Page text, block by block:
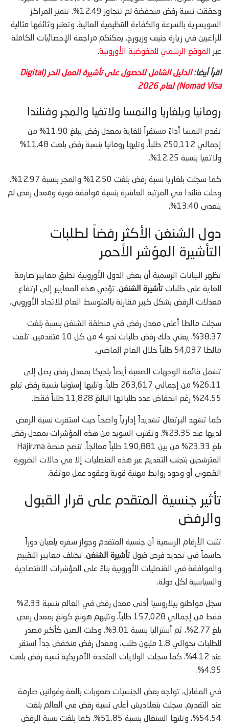
وحققت نسبة رفض منخفضة لم تتجاوز 12.49%. تتميز المراكز
السويسرية بالسرعة والكفاءة التنظيمية العالية. وتعتبر وثائقها مثالية
للراغبين في زيارة جنيف وزيورخ. يمكنكم مراجعة الإحصائيات الكاملة
عبر
الموقع الرسمي للمفوضية الأوروبية.
اقرأ أيضا:
‫الدليل الشامل للحصول على تأشيرة العمل الحر (Digital
Nomad Visa) لعام 2026‬
رومانيا وبلغاريا والنمسا ولاتفيا والمجر وفنلندا
تقدم النمسا أداءً مستقراً للغاية بمعدل رفض يبلغ 11.90% من
إجمالي 250,112 طلباً. وتليها رومانيا بنسبة رفض بلغت 11.48%
ولاتفيا بنسبة 12.25%.
كما سجلت بلغاريا نسبة رفض بلغت 12.50% والمجر بنسبة 12.97%.
وحلت فنلندا في المرتبة العاشرة بنسبة موافقة قوية ومعدل رفض لم
يتعدى 13.40%.
دول الشنغن الأكثر رفضاً لطلبات
التأشيرة المؤشر الأحمر
تظهر البيانات الرسمية أن بعض الدول الأوروبية تطبق معايير صارمة
للغاية على طلبات تأشيرة الشنغن. تؤدي هذه المعايير إلى ارتفاع
معدلات الرفض بشكل كبير مقارنة بالمتوسط العام للاتحاد الأوروبي.
سجلت مالطا أعلى معدل رفض في منطقة الشنغن بنسبة بلغت
38.37%. يعني ذلك رفض طلبات نحو 4 من كل 10 متقدمين. تلقت
مالطا 54,037 طلباً خلال العام الماضي.
تشمل قائمة الوجهات الصعبة أيضاً بلجيكا بمعدل رفض يصل إلى
26.11% من إجمالي 263,617 طلباً. وتليها إستونيا بنسبة رفض تبلغ
24.55% رغم انخفاض عدد طلباتها البالغ 11,828 طلباً فقط.
كما تشهد البرتغال تشديداً إدارياً واضحاً حيث استقرت نسبة الرفض
لديها عند 23.35%. وتقترب السويد من هذه المؤشرات بمعدل رفض
بلغ 23.33% من بين 190,881 طلباً معالجاً. تنصح منصة Hajir.ma
المترشحين بتجنب التقديم عبر هذه القنصليات إلا في حالات الضرورة
القصوى أو وجود روابط مهنية قوية وعقود عمل موثقة.
تأثير جنسية المتقدم على قرار القبول
والرفض
تثبت الأرقام الرسمية أن جنسية المتقدم وجواز سفره يلعبان دوراً
حاسماً في تحديد فرص قبول تأشيرة الشنغن. تختلف معايير التقييم
والموافقة في القنصليات الأوروبية بناءً على المؤشرات الاقتصادية
والسياسية لكل دولة.
سجل مواطنو بيلاروسيا أدنى معدل رفض في العالم بنسبة 2.33%
فقط من إجمالي 157,028 طلباً. وتليهم هونغ كونغ بمعدل رفض
بلغ 2.77%، ثم أستراليا بنسبة 3.01%. وحلت الصين كأكبر مصدر
للطلبات بحوالي 1.8 مليون طلب، ومعدل رفض منخفض جداً استقر
عند 4.12%. كما سجلت الولايات المتحدة الأمريكية نسبة رفض بلغت
4.95%.
في المقابل، تواجه بعض الجنسيات صعوبات بالغة وقوانين صارمة
عند التقديم. سجلت بنغلاديش أعلى نسبة رفض في العالم بلغت
54.54%، وتلتها السنغال بنسبة 51.85%. كما بلغت نسبة الرفض